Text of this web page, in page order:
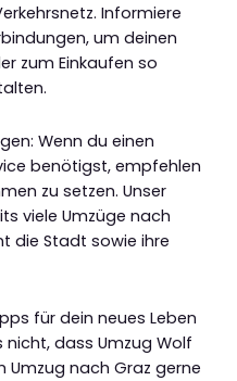
Informiere
um deinen
zum Einkaufen so
Wenn du einen
benötigst, empfehlen
zu setzen. Unser
viele Umzüge nach
die Stadt sowie ihre
für dein neues Leben
nicht, dass Umzug Wolf
Umzug nach Graz gerne